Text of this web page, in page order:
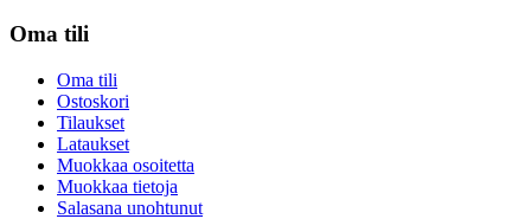
Oma tili
Oma tili
Ostoskori
Tilaukset
Lataukset
Muokkaa osoitetta
Muokkaa tietoja
Salasana unohtunut